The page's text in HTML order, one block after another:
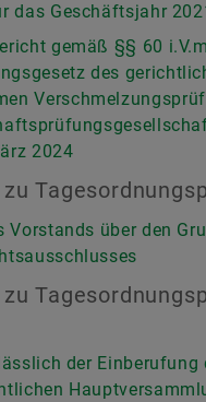
das Geschäftsjahr
gemäß §§ 60
des
2024
Vorstands über den
der Einberufung